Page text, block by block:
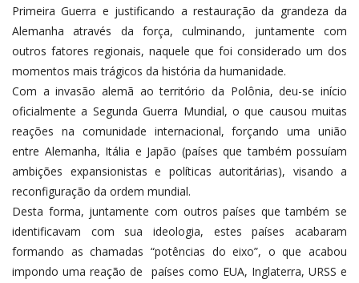
Primeira Guerra e justificando a restauração da grandeza da
Alemanha através da força, culminando, juntamente com
outros fatores regionais, naquele que foi considerado um dos
momentos mais trágicos da história da humanidade.
Com a invasão alemã ao território da Polônia, deu-se início
oficialmente a Segunda Guerra Mundial, o que causou muitas
reações na comunidade internacional, forçando uma união
entre Alemanha, Itália e Japão (países que também possuíam
ambições expansionistas e políticas autoritárias), visando a
reconfiguração da ordem mundial.
Desta forma, juntamente com outros países que também se
identificavam com sua ideologia, estes países acabaram
formando as chamadas “potências do eixo”, o que acabou
impondo uma reação de países como EUA, Inglaterra, URSS e